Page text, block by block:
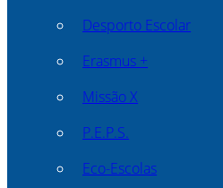
Desporto Escolar
Erasmus +
Missão X
P.E.P.S.
Eco-Escolas